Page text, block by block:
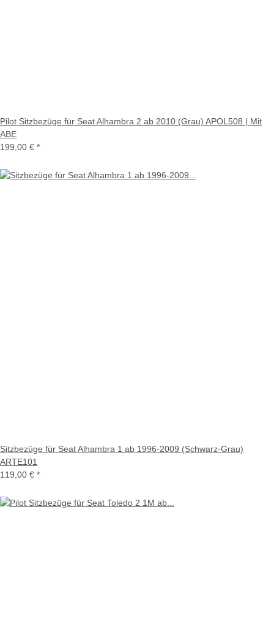
Pilot Sitzbezüge für Seat Alhambra 2 ab 2010 (Grau) APOL508 | Mit
ABE
199,00 € *
Sitzbezüge für Seat Alhambra 1 ab 1996-2009 (Schwarz-Grau)
ARTE101
119,00 € *